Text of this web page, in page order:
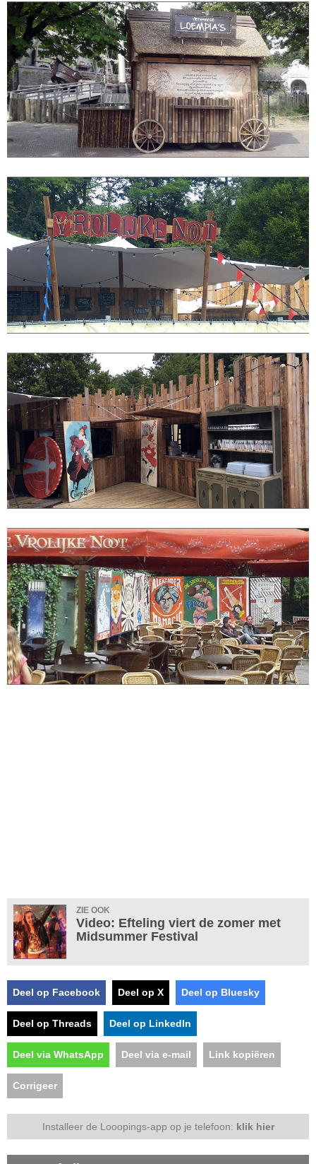
ZIE OOK
Video: Efteling viert de zomer met
Midsummer Festival
Deel op Facebook Deel op X Deel op Bluesky
Deel op Threads Deel op LinkedIn
Deel via WhatsApp Deel via e-mail Link kopiëren
Corrigeer
Installeer de Looopings-app op je telefoon: klik hier